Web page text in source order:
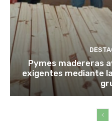
Pymes madereras
exigentes mediante